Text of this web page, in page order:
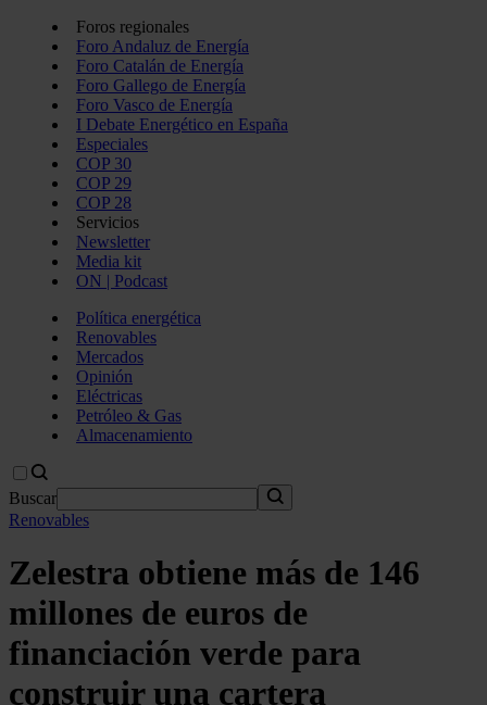
Foros regionales
Foro Andaluz de Energía
Foro Catalán de Energía
Foro Gallego de Energía
Foro Vasco de Energía
I Debate Energético en España
Especiales
COP 30
COP 29
COP 28
Servicios
Newsletter
Media kit
ON | Podcast
Política energética
Renovables
Mercados
Opinión
Eléctricas
Petróleo & Gas
Almacenamiento
Buscar
Renovables
Zelestra obtiene más de 146
millones de euros de
financiación verde para
construir una cartera